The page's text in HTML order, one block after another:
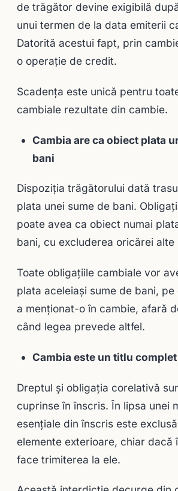
de trăgător devine exigibilă
unui termen de la data emiterii
Datorită acestui fapt, prin
o operaţie de credit.
Scadenţa este unică pentru
cambiale rezultate din cambie.
Cambia are ca obiect plata
bani
Dispoziţia trăgătorului dată
plata unei sume de bani.
poate avea ca obiect numai
bani, cu excluderea oricărei alte
Toate obligaţiile cambiale vor
plata aceleiaşi sume de bani,
a menţionat-o în cambie, afară
când legea prevede altfel.
Cambia este un titlu complet
Dreptul şi obligaţia corelativă
cuprinse în înscris. În lipsa unei
esenţiale din înscris este
elemente exterioare, chiar dacă
face trimiterea la ele.